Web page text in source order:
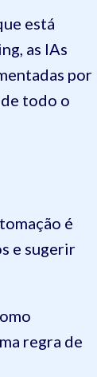
está
as IAs
por
de todo o
é
e sugerir
regra de